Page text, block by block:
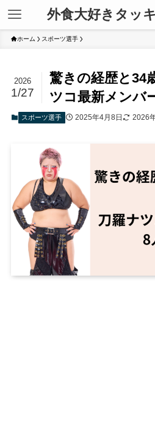
外食大好きタッ
ホーム スポーツ選手
驚きの経歴と34
ツコ最新メンバ
2026
1/27
スポーツ選手 2025年4月8日 2026